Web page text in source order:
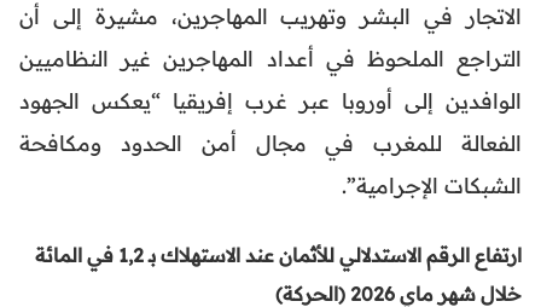
الاتجار في البشر وتهريب المهاجرين، مشيرة إلى أن
التراجع الملحوظ في أعداد المهاجرين غير النظاميين
الوافدين إلى أوروبا عبر غرب إفريقيا “يعكس الجهود
الفعالة للمغرب في مجال أمن الحدود ومكافحة
الشبكات الإجرامية”.
ارتفاع الرقم الاستدلالي للأثمان عند الاستهلاك بـ 1,2 في المائة
خلال شهر ماي 2026 (الحركة)